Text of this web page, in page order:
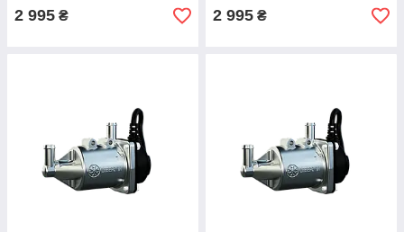
2 995 ₴ 2 995 ₴